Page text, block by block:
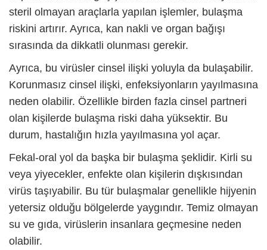
steril olmayan araçlarla yapılan işlemler, bulaşma
riskini artırır. Ayrıca, kan nakli ve organ bağışı
sırasında da dikkatli olunması gerekir.
Ayrıca, bu virüsler cinsel ilişki yoluyla da bulaşabilir.
Korunmasız cinsel ilişki, enfeksiyonların yayılmasına
neden olabilir. Özellikle birden fazla cinsel partneri
olan kişilerde bulaşma riski daha yüksektir. Bu
durum, hastalığın hızla yayılmasına yol açar.
Fekal-oral yol da başka bir bulaşma şeklidir. Kirli su
veya yiyecekler, enfekte olan kişilerin dışkısından
virüs taşıyabilir. Bu tür bulaşmalar genellikle hijyenin
yetersiz olduğu bölgelerde yaygındır. Temiz olmayan
su ve gıda, virüslerin insanlara geçmesine neden
olabilir.